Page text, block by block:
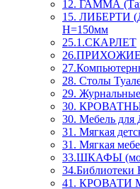
12. ГАММА
15. ЛИБЕРТИ
Н=150мм
25.1.СКАРЛЕТ
28. Столы
29.
30.
30. Мебель
31. Мягкая
31. Мягкая
33.ШКАФЫ
41. КРОВАТИ